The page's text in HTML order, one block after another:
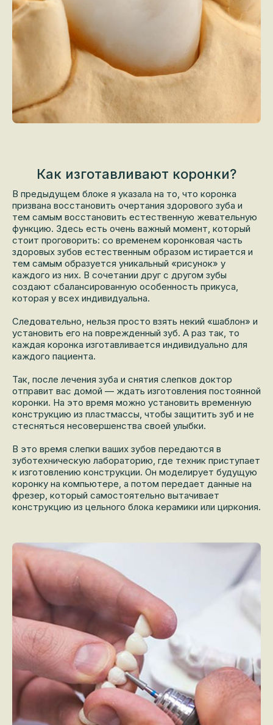
Как изготавливают коронки?
В предыдущем блоке я указала на то, что коронка
призвана восстановить очертания здорового зуба и
тем самым восстановить естественную жевательную
функцию. Здесь есть очень важный момент, который
стоит проговорить: со временем коронковая часть
здоровых зубов естественным образом истирается и
тем самым образуется уникальный «рисунок» у
каждого из них. В сочетании друг с другом зубы
создают сбалансированную особенность прикуса,
которая у всех индивидуальна.
Следовательно, нельзя просто взять некий «шаблон» и
установить его на поврежденный зуб. А раз так, то
каждая коронка изготавливается индивидуально для
каждого пациента.
Так, после лечения зуба и снятия слепков доктор
отправит вас домой — ждать изготовления постоянной
коронки. На это время можно установить временную
конструкцию из пластмассы, чтобы защитить зуб и не
стесняться несовершенства своей улыбки.
В это время слепки ваших зубов передаются в
зуботехническую лабораторию, где техник приступает
к изготовлению конструкции. Он моделирует будущую
коронку на компьютере, а потом передает данные на
фрезер, который самостоятельно вытачивает
конструкцию из цельного блока керамики или циркония.